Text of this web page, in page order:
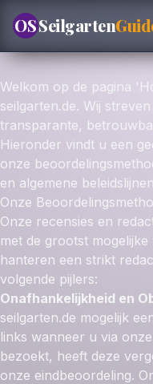
OSSeilgarten
Welkom op de pagina
seilgarten.de. Wij
transparante,
Hieronder vindt u een
onze
en algemene
Onze
Onze recensies en
met de grootst
hanteren een strikt
volgende pijlers:
Onafhankelijkheid en
seilgarten.de mogelijk
links wanneer u via
bezoekt, heeft deze
onze eindbeoordeling.